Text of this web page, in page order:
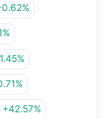
+42.57%